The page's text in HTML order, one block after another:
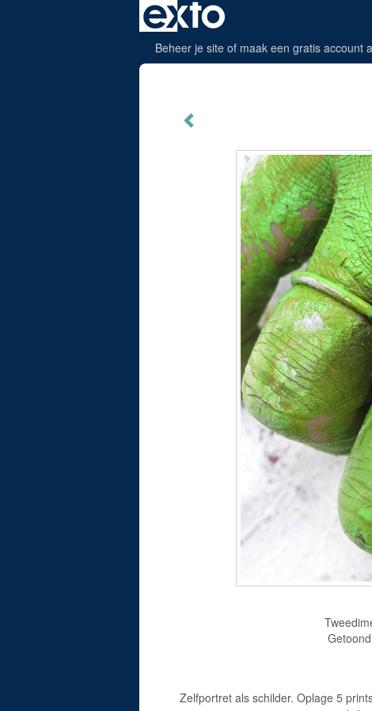
Beheer je site of maak een gratis account
Zelfportret als schilder. Oplage 5